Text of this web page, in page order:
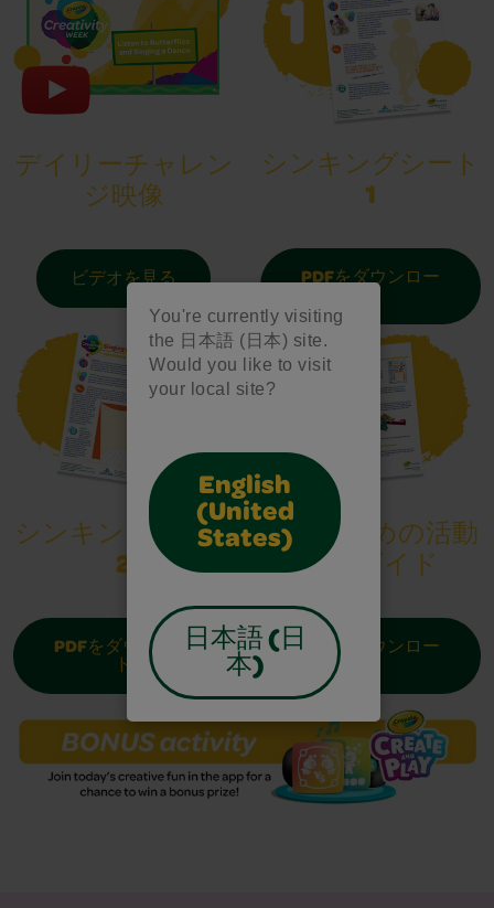
You're currently visiting
the 日本語 (日本) site.
Would you like to visit
your local site?
English
(United
States)
日本語 (日
本)
デイリーチャレン
ジ映像
ビデオを見る
シンキングシート
1
PDFをダウンロー
シンキングシート
2
PDFをダウンロー
ド
教師のための活動
計画ガイド
PDFをダウンロー